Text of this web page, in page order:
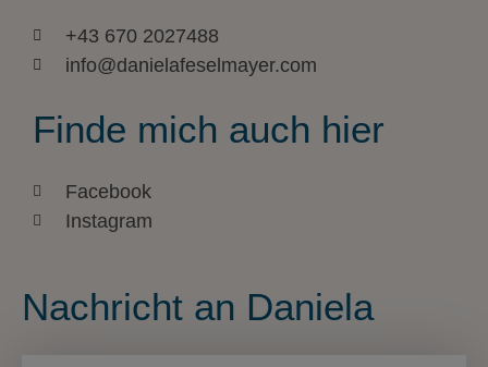
+43 670 2027488
info@danielafeselmayer.com
Finde mich auch hier
Facebook
Instagram
Nachricht an Daniela